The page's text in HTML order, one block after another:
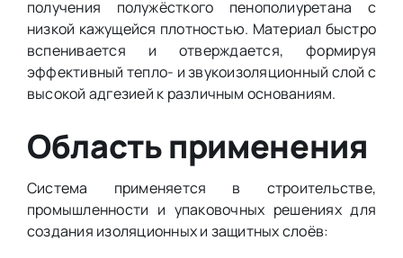
получения полужёсткого пенополиуретана с
низкой кажущейся плотностью. Материал быстро
вспенивается и отверждается, формируя
эффективный тепло- и звукоизоляционный слой с
высокой адгезией к различным основаниям.
Область применения
Система применяется в строительстве,
промышленности и упаковочных решениях для
создания изоляционных и защитных слоёв: